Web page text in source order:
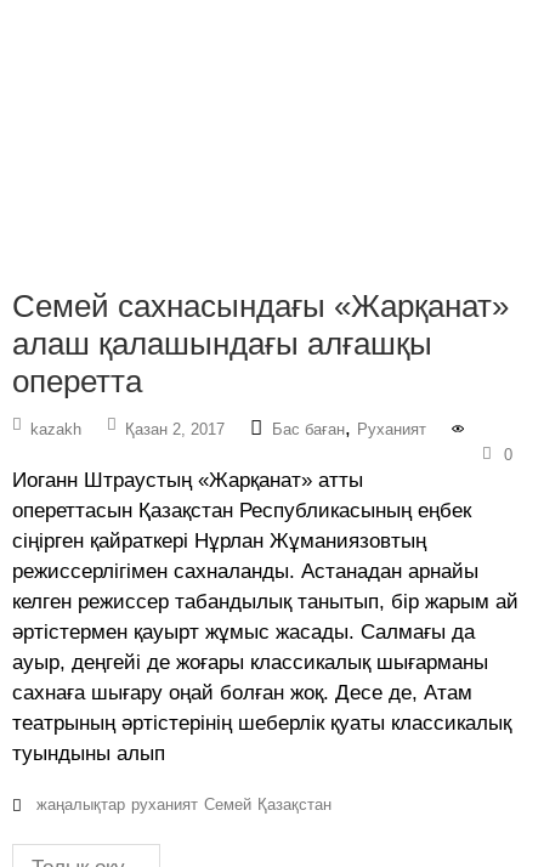
Семей сахнасындағы «Жарқанат»
алаш қалашындағы алғашқы
оперетта
kazakh Қазан 2, 2017 Бас баған, Руханият
0
Иоганн Штраустың «Жарқанат» атты
опереттасын Қазақстан Республикасының еңбек
сіңірген қайраткері Нұрлан Жұманиязовтың
режиссерлігімен сахналанды. Астанадан арнайы
келген режиссер табандылық танытып, бір жарым ай
әртістермен қауырт жұмыс жасады. Салмағы да
ауыр, деңгейі де жоғары классикалық шығарманы
сахнаға шығару оңай болған жоқ. Десе де, Атам
театрының әртістерінің шеберлік қуаты классикалық
туындыны алып
жаңалықтар руханият Семей Қазақстан